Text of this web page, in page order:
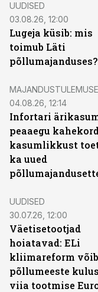
UUDISED
03.08.26, 12:00
Lugeja küsib: mis
toimub Läti
põllumajanduses?
04.08.26, 12:14
Infortari
peaaegu
kasumlikkust
ka uued
UUDISED
30.07.26, 12:00
Väetisetootjad
hoiatavad: ELi
kliimareform
põllumeeste
viia tootmise